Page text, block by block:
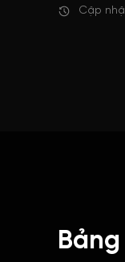
Cập
Bảng